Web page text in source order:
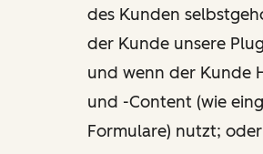
des Kunden
der Kunde unsere
und wenn der Kunde
und -Content (wie
Formulare) nutzt; oder